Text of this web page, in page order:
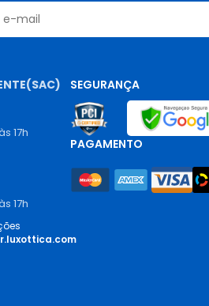
17h
17h
SEGURANÇA
PAGAMENTO